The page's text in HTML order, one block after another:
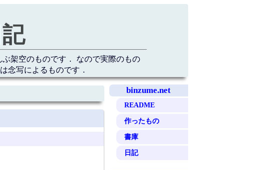
架空のものです． なので実際のもの
念写によるものです．
binzume.net
README
作ったもの
書庫
日記